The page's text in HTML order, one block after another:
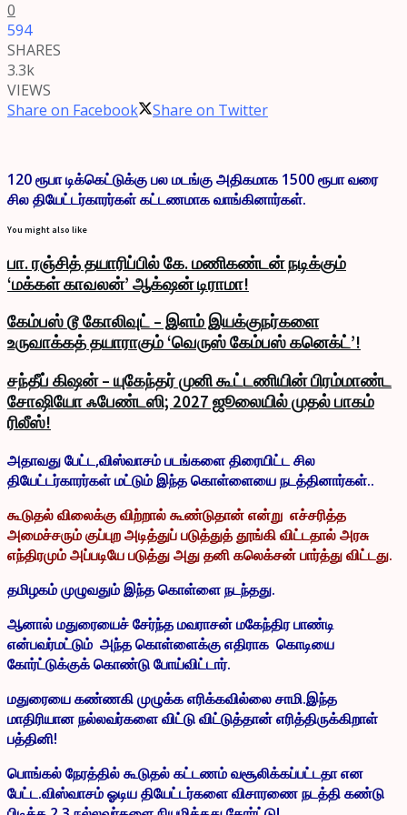
0
594
SHARES
3.3k
VIEWS
Share on Facebook
Share on Twitter
120 ரூபா டிக்கெட்டுக்கு பல மடங்கு அதிகமாக 1500 ரூபா வரை
சில தியேட்டர்காரர்கள் கட்டணமாக வாங்கினார்கள்.
You might also like
பா. ரஞ்சித் தயாரிப்பில் கே. மணிகண்டன் நடிக்கும்
‘மக்கள் காவலன்’ ஆக்‌ஷன் டிராமா!
கேம்பஸ் டூ கோலிவுட் – இளம் இயக்குநர்களை
உருவாக்கத் தயாராகும் ‘வெருஸ் கேம்பஸ் கனெக்ட்’!
சந்தீப் கிஷன் – யுகேந்தர் முனி கூட்டணியின் பிரம்மாண்ட
சோஷியோ ஃபேண்டஸி; 2027 ஜூலையில் முதல் பாகம்
ரிலீஸ்!
அதாவது பேட்ட,விஸ்வாசம் படங்களை திரையிட்ட சில
தியேட்டர்காரர்கள் மட்டும் இந்த கொள்ளையை நடத்தினார்கள்..
கூடுதல் விலைக்கு விற்றால் கூண்டுதான் என்று எச்சரித்த
அமைச்சரும் குப்புற அடித்துப் படுத்துத் தூங்கி விட்டதால் அரசு
எந்திரமும் அப்படியே படுத்து அது தனி கலெக்சன் பார்த்து விட்டது.
தமிழகம் முழுவதும் இந்த கொள்ளை நடந்தது.
ஆனால் மதுரையைச் சேர்ந்த மவராசன் மகேந்திர பாண்டி
என்பவர்மட்டும் அந்த கொள்ளைக்கு எதிராக கொடியை
கோர்ட்டுக்குக் கொண்டு போய்விட்டார்.
மதுரையை கண்ணகி முழுக்க எரிக்கவில்லை சாமி.இந்த
மாதிரியான நல்லவர்களை விட்டு விட்டுத்தான் எரித்திருக்கிறாள்
பத்தினி!
பொங்கல் நேரத்தில் கூடுதல் கட்டணம் வசூலிக்கப்பட்டதா என
பேட்ட.விஸ்வாசம் ஓடிய தியேட்டர்களை விசாரணை நடத்தி கண்டு